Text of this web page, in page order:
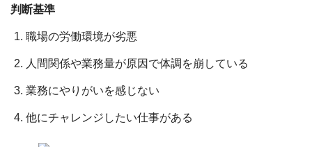
判断基準
職場の労働環境が劣悪
人間関係や業務量が原因で体調を崩している
業務にやりがいを感じない
他にチャレンジしたい仕事がある